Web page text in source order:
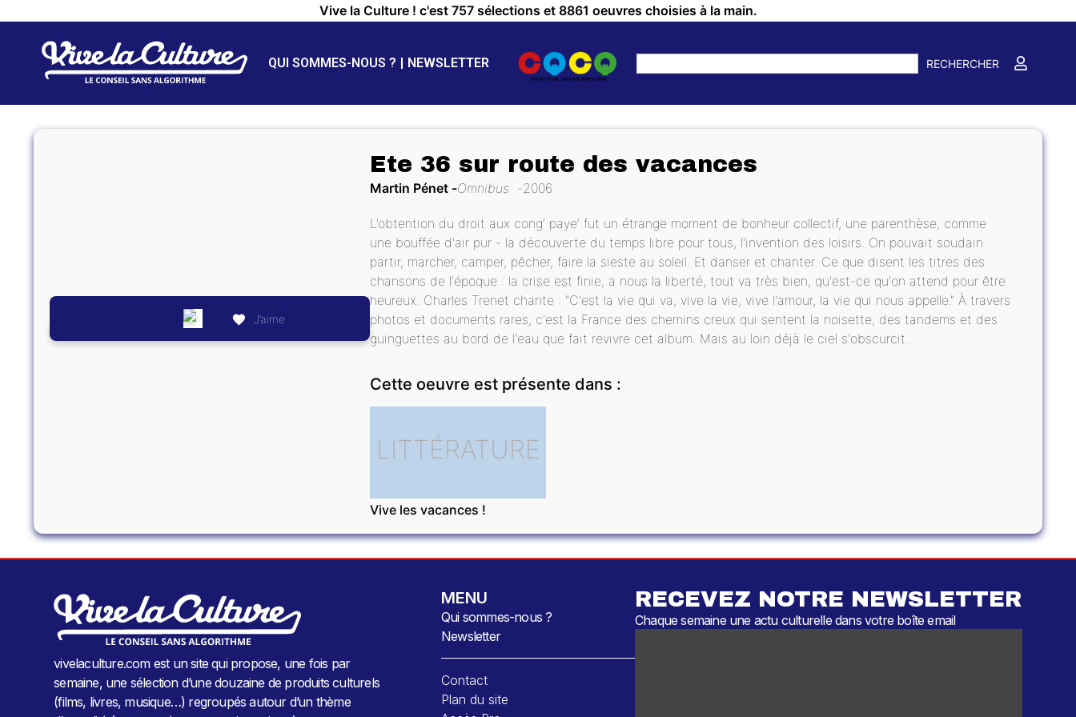
Vive la Culture ! c'est 757 sélections et 8861 oeuvres choisies à la main.
QUI SOMMES-NOUS ? NEWSLETTER RECHERCHER
J’aime
Ete 36 sur route des vacances
Martin Pénet Omnibus 2006
L’obtention du droit aux cong’ paye’ fut un étrange moment de bonheur collectif, une parenthèse, comme
une bouffée d'air pur - la découverte du temps libre pour tous, l'invention des loisirs. On pouvait soudain
partir, marcher, camper, pêcher, faire la sieste au soleil. Et danser et chanter. Ce que disent les titres des
chansons de l'époque : la crise est finie, a nous la liberté, tout va très bien, qu'est-ce qu'on attend pour être
heureux. Charles Trenet chante : "C'est la vie qui va, vive la vie, vive l'amour, la vie qui nous appelle." À travers
photos et documents rares, c'est la France des chemins creux qui sentent la noisette, des tandems et des
guinguettes au bord de l'eau que fait revivre cet album. Mais au loin déjà le ciel s'obscurcit…
Cette oeuvre est présente dans :
LITTÉRATURE
Vive les vacances !
vivelaculture.com est un site qui propose, une fois par
semaine, une sélection d’une douzaine de produits culturels
(films, livres, musique…) regroupés autour d’un thème
MENU
Qui sommes-nous ?
Newsletter
Contact
Plan du site
RECEVEZ NOTRE NEWSLETTER
Chaque semaine une actu culturelle dans votre boîte email